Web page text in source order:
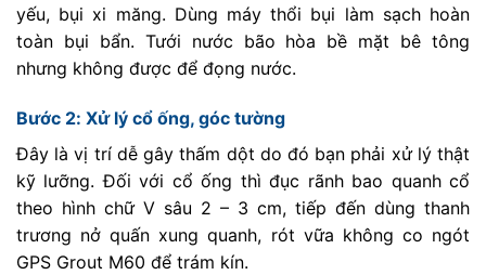
yếu, bụi xi măng. Dùng máy thổi bụi làm sạch hoàn
toàn bụi bẩn. Tưới nước bão hòa bề mặt bê tông
nhưng không được để đọng nước.
Bước 2: Xử lý cổ ống, góc tường
Đây là vị trí dễ gây thấm dột do đó bạn phải xử lý thật
kỹ lưỡng. Đối với cổ ống thì đục rãnh bao quanh cổ
theo hình chữ V sâu 2 – 3 cm, tiếp đến dùng thanh
trương nở quấn xung quanh, rót vữa không co ngót
GPS Grout M60 để trám kín.